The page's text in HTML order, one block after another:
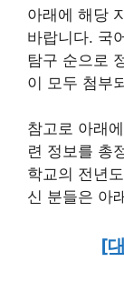
아래에 해당
바랍니다. 국
탐구 순으로
이 모두 첨부
참고로 아래
련 정보를 총
학교의 전년
신 분들은 아
[